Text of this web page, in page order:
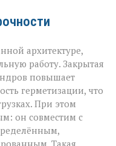
архитектуре,
работу. Закрытая
повышает
герметизации, что
При этом
он совместим с